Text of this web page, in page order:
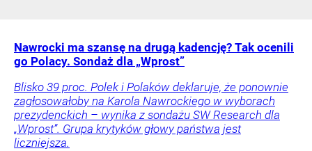
Nawrocki ma szansę na drugą kadencję? Tak ocenili
go Polacy. Sondaż dla „Wprost”
Blisko 39 proc. Polek i Polaków deklaruje, że ponownie
zagłosowałoby na Karola Nawrockiego w wyborach
prezydenckich – wynika z sondażu SW Research dla
„Wprost”. Grupa krytyków głowy państwa jest
liczniejsza.